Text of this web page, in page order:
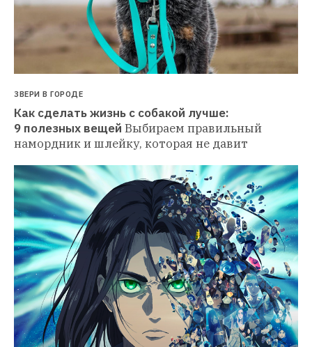
ЗВЕРИ В ГОРОДЕ
Как сделать жизнь с собакой лучше:
9 полезных вещей Выбираем правильный
намордник и шлейку, которая не давит